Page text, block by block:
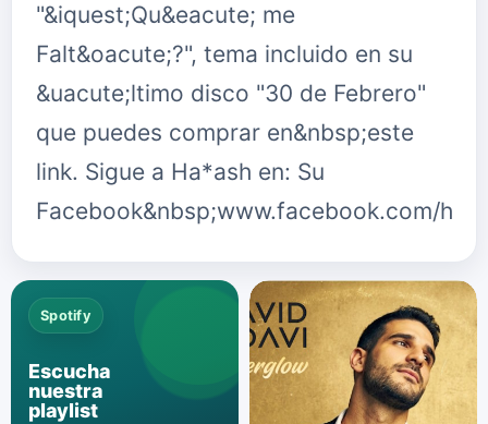
"&iquest;Qu&eacute; me
Falt&oacute;?", tema incluido en su
&uacute;ltimo disco "30 de Febrero"
que puedes comprar en&nbsp;este
link. Sigue a Ha*ash en: Su
Facebook&nbsp;www.facebook.com/
Spotify
Escucha
nuestra
playlist